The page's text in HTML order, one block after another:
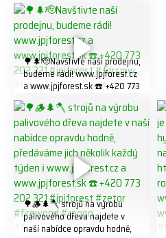
K8W5t7i6o ☎️ +420 773 202
321 #jpjforest #forsmw
#firewood #
🌳🌲🫡Navštivte naší prodejnu,
budeme rádi! www.jpjforest.cz
a www.jpjforest.sk ☎️ +420 773
#biojack #regon #vahvajussi
🌳🪵🌲🪓 strojů na výrobu
palivového dřeva najdete v
naší nabídce opravdu hodně,